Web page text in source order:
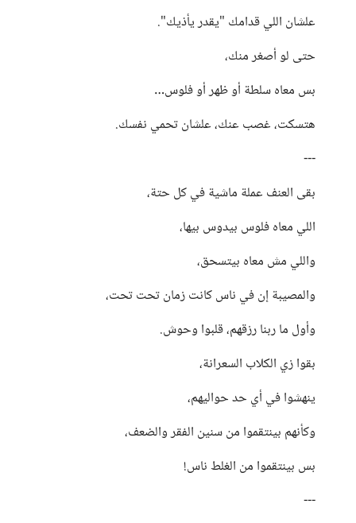
علشان اللي قدامك "يقدر يأذيك".
حتى لو أصغر منك،
بس معاه سلطة أو ظهر أو فلوس…
هتسكت، غصب عنك، علشان تحمي نفسك.
---
بقى العنف عملة ماشية في كل حتة،
اللي معاه فلوس بيدوس بيها،
واللي مش معاه بيتسحق،
والمصيبة إن في ناس كانت زمان تحت تحت،
وأول ما ربنا رزقهم، قلبوا وحوش.
بقوا زي الكلاب السعرانة،
ينهشوا في أي حد حواليهم،
وكأنهم بينتقموا من سنين الفقر والضعف،
بس بينتقموا من الغلط ناس!
---